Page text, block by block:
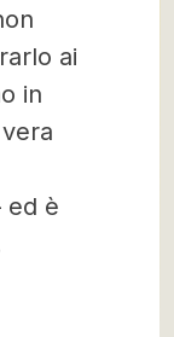
ai
in
ed è